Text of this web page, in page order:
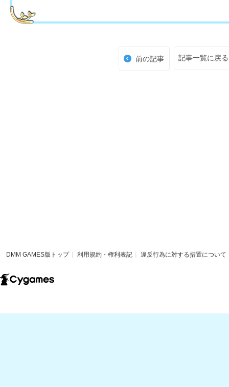
前の記事 記事一覧に戻る
DMM GAMES版トップ 利用規約・権利表記 違反行為に対する措置について